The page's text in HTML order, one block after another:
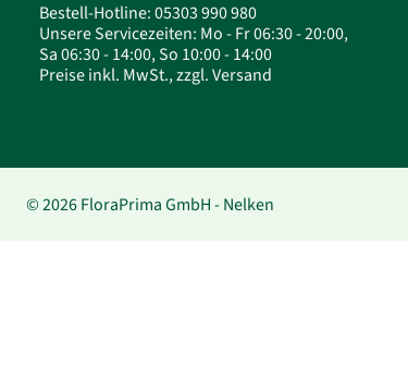
Bestell-Hotline: 05303 990 980
Unsere Servicezeiten: Mo - Fr 06:30 - 20:00,
Sa 06:30 - 14:00, So 10:00 - 14:00
Preise inkl. MwSt., zzgl. Versand
© 2026 FloraPrima GmbH - Nelken